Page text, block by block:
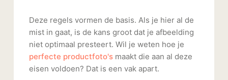
Deze regels vormen de basis. Als je hier al de
mist in gaat, is de kans groot dat je afbeelding
niet optimaal presteert. Wil je weten hoe je
perfecte productfoto's maakt die aan al deze
eisen voldoen? Dat is een vak apart.